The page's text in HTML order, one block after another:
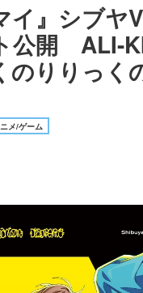
イ』シブ
公開 ALI-
のりりっく
メ/ゲーム